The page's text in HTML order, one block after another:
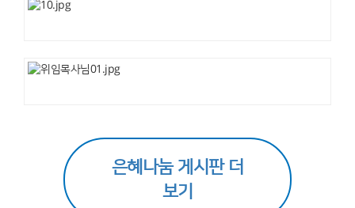
은혜나눔 게시판 더
보기